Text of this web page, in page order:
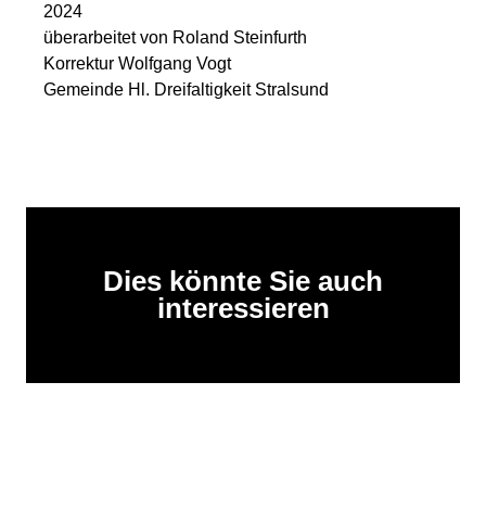
2024
überarbeitet von Roland Steinfurth
Korrektur Wolfgang Vogt
Gemeinde Hl. Dreifaltigkeit Stralsund
Dies könnte Sie auch
interessieren